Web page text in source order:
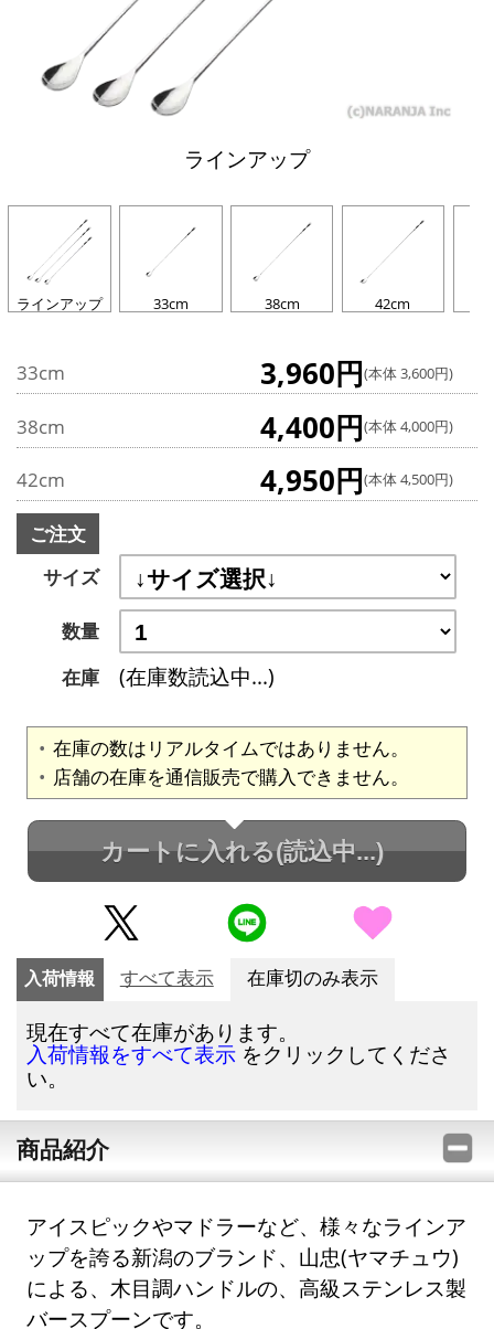
ラインアップ
ラインアップ 33cm 38cm 42cm
33cm 3,960円(本体 3,600円)
38cm 4,400円(本体 4,000円)
42cm 4,950円(本体 4,500円)
ご注文
サイズ
数量
在庫
(在庫数読込中...)
在庫の数はリアルタイムではありません。
店舗の在庫を通信販売で購入できません。
カートに入れる(読込中...)
入荷情報 すべて表示 在庫切のみ表示
現在すべて在庫があります。
入荷情報をすべて表示 をクリックしてくださ
い。
商品紹介
アイスピックやマドラーなど、様々なラインア
ップを誇る新潟のブランド、山忠(ヤマチュウ)
による、木目調ハンドルの、高級ステンレス製
バースプーンです。